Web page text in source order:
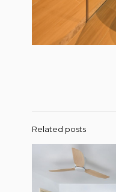
Related posts